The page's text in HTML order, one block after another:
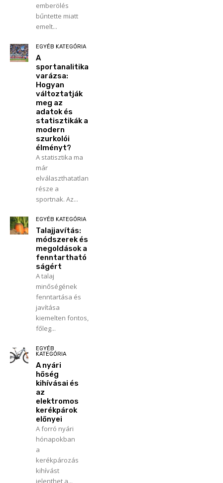
emberölés
bűntette miatt
emelt...
EGYÉB KATEGÓRIA
A
sportanalitika
varázsa:
Hogyan
változtatják
meg az
adatok és
statisztikák a
modern
szurkolói
élményt?
A statisztika ma
már
elválaszthatatlan
része a
sportnak. Az...
EGYÉB KATEGÓRIA
Talajjavítás:
módszerek és
megoldások a
fenntartható
ságért
A talaj
minőségének
fenntartása és
javítása
kiemelten fontos,
főleg...
EGYÉB
KATEGÓRIA
A nyári
hőség
kihívásai és
az
elektromos
kerékpárok
előnyei
A forró nyári
hónapokban
a
kerékpározás
kihívást
jelenthet a...